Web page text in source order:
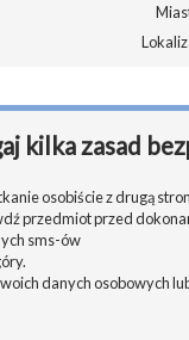
kilka zasad
osobiście z drugą
przedmiot przed
sms-ów
danych osobowych